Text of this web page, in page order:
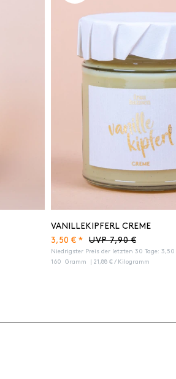
VANILLEKIPFERL CREME
UVP 7,90 €
3,50 € *
Niedrigster Preis der letzten 30 Tage: 3,50
160
Gramm | 21,88 € / Kilogramm